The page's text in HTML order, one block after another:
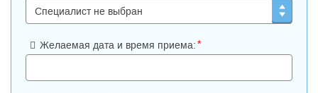
Желаемая дата и время приема:*